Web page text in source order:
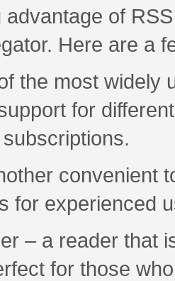
advantage of
Here are a
the most widely
for
convenient
for experienced
– a reader that
for those